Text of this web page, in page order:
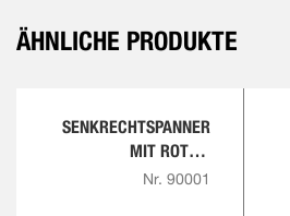
ÄHNLICHE PRODUKTE
SENKRECHTSPANNER
MIT ROTEM
HANDGRIFF
Nr. 90001